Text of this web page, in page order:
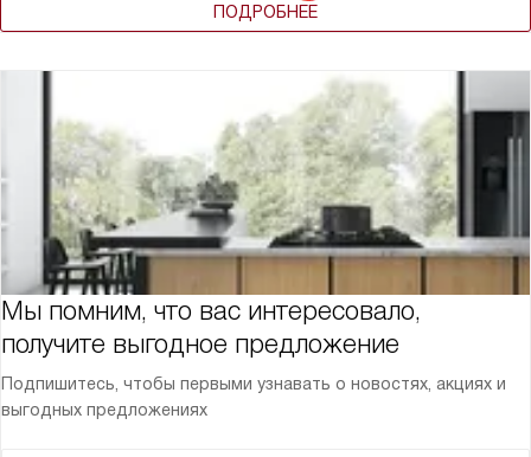
ПОДРОБНЕЕ
Мы помним, что вас интересовало,
получите выгодное предложение
Подпишитесь, чтобы первыми узнавать о новостях, акциях и
выгодных предложениях